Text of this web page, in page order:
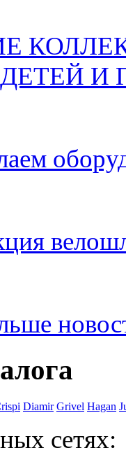
И
Diamir Grivel Hagan
сетях: